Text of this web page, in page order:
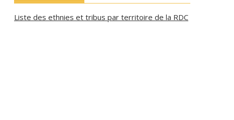
Liste des ethnies et tribus par territoire de la RDC